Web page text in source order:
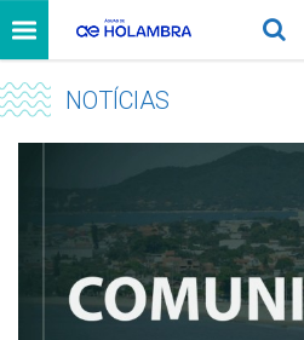
NOTÍCIAS